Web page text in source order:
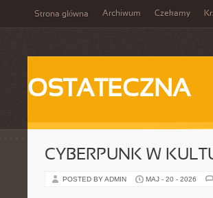
Strona główna Archiwum Czekamy
OSTATECZNA
CYBERPUNK W
POSTED BY ADMIN MAJ - 20 - 2026